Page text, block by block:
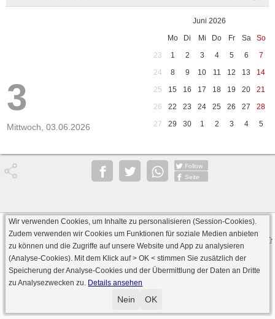
3
Mittwoch, 03.06.2026
Juni 2026
Mo
Di Mi Do Fr Sa
So
23
1 2 3 4 5 6
7
24
8 9 10 11 12 13
14
25
15 16 17 18 19 20
21
26
22 23 24 25 26 27
28
27
29 30 1 2 3 4 5
Follow
Seite
· Serverversion: 2026 6.241 · registrierte Spieler: 501.083 ·
Online Skat Server: 142 (private Server:136)
Wir verwenden Cookies, um Inhalte zu personalisieren (Session-Cookies).
Zudem verwenden wir Cookies um Funktionen für soziale Medien anbieten
zu können und die Zugriffe auf unsere Website und App zu analysieren
(Analyse-Cookies). Mit dem Klick auf> OK < stimmen Sie zusätzlich der
Speicherung der Analyse-Cookies und der Übermittlung der Daten an Dritte
zu Analysezwecken zu. Details ansehen
Nein OK